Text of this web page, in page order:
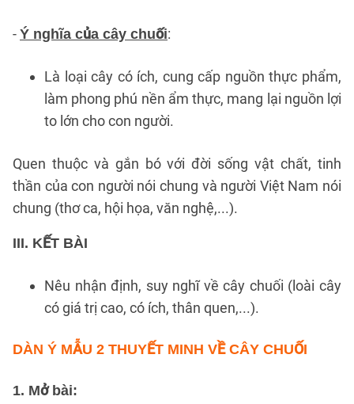
- Ý nghĩa của cây chuối:
Là loại cây có ích, cung cấp nguồn thực phẩm,
làm phong phú nền ẩm thực, mang lại nguồn lợi
to lớn cho con người.
Quen thuộc và gắn bó với đời sống vật chất, tinh
thần của con người nói chung và người Việt Nam nói
chung (thơ ca, hội họa, văn nghệ,...).
III. KẾT BÀI
Nêu nhận định, suy nghĩ về cây chuối (loài cây
có giá trị cao, có ích, thân quen,...).
DÀN Ý MẪU 2 THUYẾT MINH VỀ CÂY CHUỐI
1. Mở bài: